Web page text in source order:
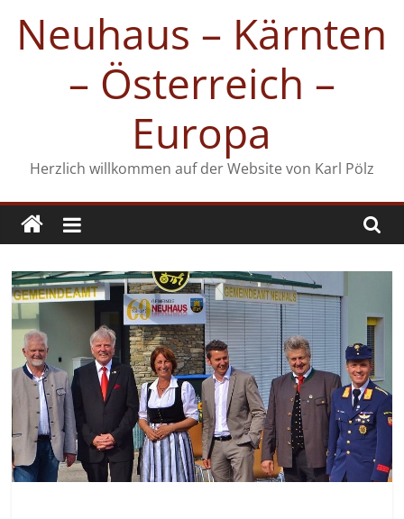
Inhalt
springen
Neuhaus – Kärnten
– Österreich –
Europa
Herzlich willkommen auf der Website von Karl Pölz